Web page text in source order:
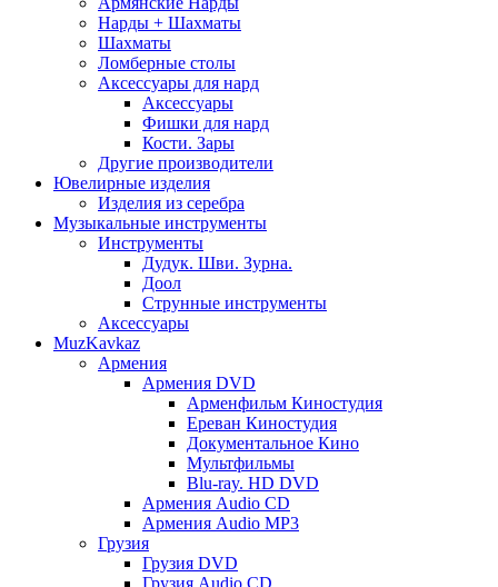
Нарды + Шахматы
Шахматы
Ломберные столы
Аксессуары для нард
Аксессуары
Фишки для нард
Кости. Зары
Другие производители
Ювелирные изделия
Изделия из серебра
Музыкальные инструменты
Инструменты
Дудук. Шви. Зурна.
Доол
Струнные инструменты
Аксессуары
MuzKavkaz
Армения
Армения DVD
Арменфильм Киностудия
Ереван Киностудия
Документальное Кино
Мультфильмы
Blu-ray. HD DVD
Армения Audio CD
Армения Audio MP3
Грузия
Грузия DVD
Грузия Audio CD